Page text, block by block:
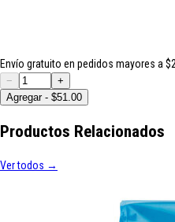
Envío gratuito en pedidos mayores a
−
+
Agregar - $51.00
Productos Relacionados
Ver todos →